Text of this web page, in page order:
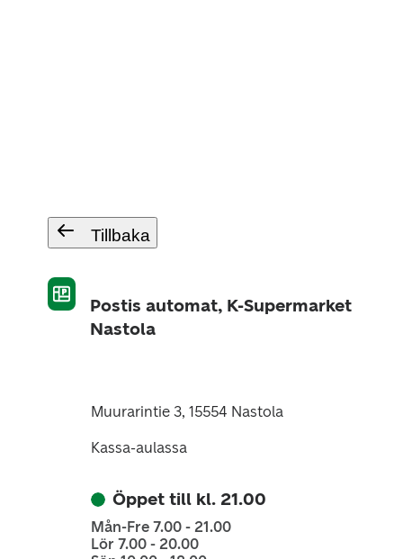
Tillbaka
Postis automat, K-Supermarket
Nastola
Muurarintie 3, 15554 Nastola
Kassa-aulassa
Öppet till kl. 21.00
Mån-Fre 7.00 - 21.00
Lör 7.00 - 20.00